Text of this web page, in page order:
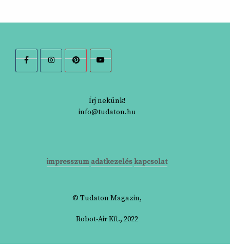
Írj nekünk!
info@tudaton.hu
impresszum adatkezeléskapcsolat
© Tudaton Magazin,
Robot-Air Kft., 2022